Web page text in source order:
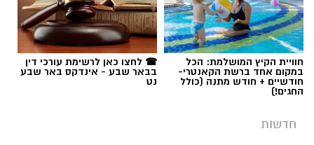
חוויית הקיץ המושלמת: הכל
במקום אחד ברשת הקאנטרי-
חודשיים + חודש מתנה (כולל
החגים!)
☎ לחצו כאן לרשימת עורכי דין
בבאר שבע - אינדקס באר שבע
נט
חדשות